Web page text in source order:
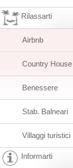
Rilassarti
Airbnb
Country House
Benessere
Stab. Balneari
Villaggi turistici
Informarti